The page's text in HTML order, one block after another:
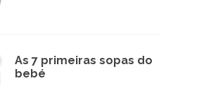
As 7 primeiras sopas do
bebé